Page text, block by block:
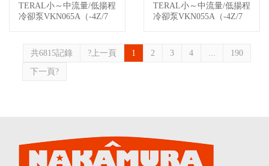
查看詳情
TERAL小～中流量/低揚程
冷卻泵VKN065A（-4Z/7
查看詳情
TERAL小～中流量/低揚程
冷卻泵VKN055A（-4Z/7
共6815記錄 ?上一頁 1 2 3 4 ... 190
下一頁?